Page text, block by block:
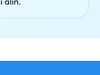
alın.